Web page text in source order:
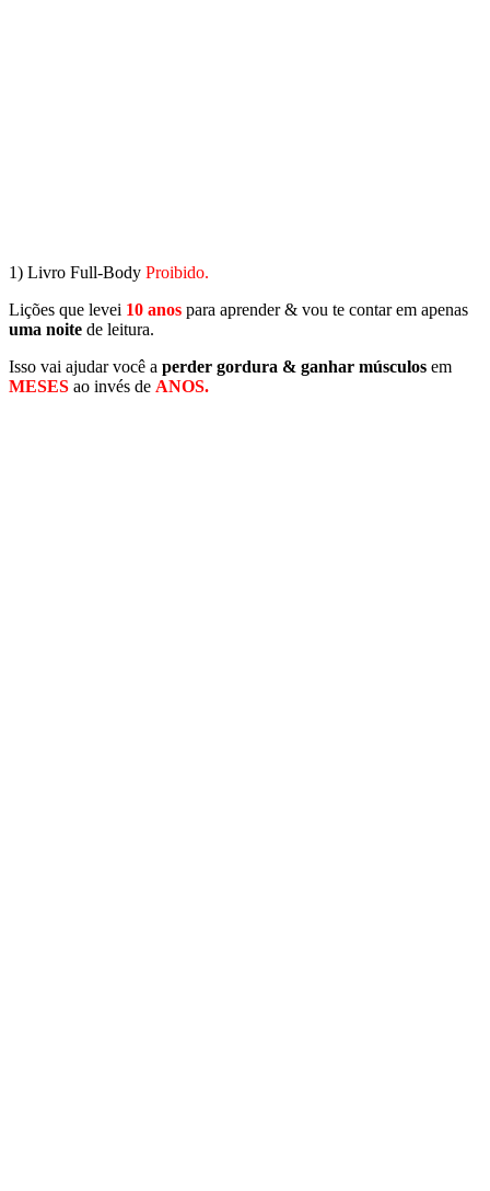
1) Livro Full-Body Proibido.
Lições que levei 10 anos para aprender & vou te contar em apenas
uma noite de leitura.
Isso vai ajudar você a perder gordura & ganhar músculos em
MESES ao invés de ANOS.